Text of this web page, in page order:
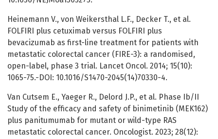
Heinemann V., von Weikersthal L.F., Decker T., et al.
FOLFIRI plus cetuximab versus FOLFIRI plus
bevacizumab as first-line treatment for patients with
metastatic colorectal cancer (FIRE-3): a randomised,
open-label, phase 3 trial. Lancet Oncol. 2014; 15(10):
1065-75.-DOI: 10.1016/S1470-2045(14)70330-4.
Van Cutsem E., Yaeger R., Delord J.P., et al. Phase Ib/II
Study of the efficacy and safety of binimetinib (MEK162)
plus panitumumab for mutant or wild-type RAS
metastatic colorectal cancer. Oncologist. 2023; 28(12):